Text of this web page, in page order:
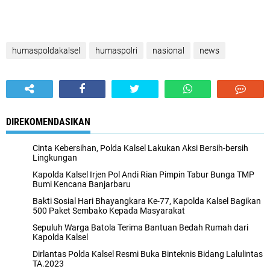
humaspoldakalsel humaspolri nasional news
DIREKOMENDASIKAN
Cinta Kebersihan, Polda Kalsel Lakukan Aksi Bersih-bersih
Lingkungan
Kapolda Kalsel Irjen Pol Andi Rian Pimpin Tabur Bunga TMP
Bumi Kencana Banjarbaru
Bakti Sosial Hari Bhayangkara Ke-77, Kapolda Kalsel Bagikan
500 Paket Sembako Kepada Masyarakat
Sepuluh Warga Batola Terima Bantuan Bedah Rumah dari
Kapolda Kalsel
Dirlantas Polda Kalsel Resmi Buka Binteknis Bidang Lalulintas
TA.2023